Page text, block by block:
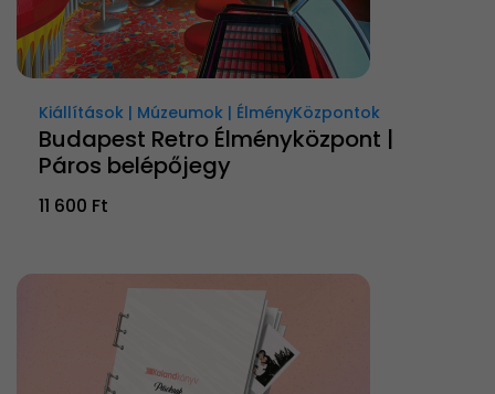
Kiállítások | Múzeumok | ÉlményKözpontok
Budapest Retro Élményközpont |
Páros belépőjegy
11 600 Ft